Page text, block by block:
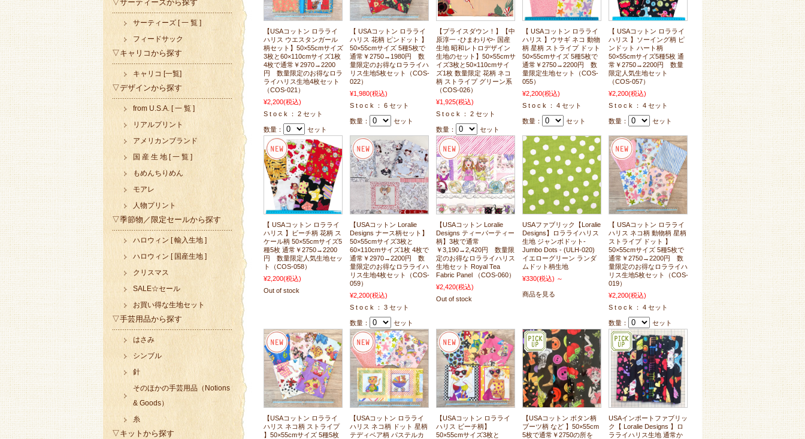
【USAコットン ロラライ
ハリス ウエスタンガール
柄セット】50×55cmサイズ
3枚と60×110cmサイズ1枚
4枚で通常￥2970→2200
円 数量限定のお得なロラ
ライハリス生地4枚セット
（COS-021）
¥2,200(税込)
S t o c k ： 2 セット
数量： セット
【 USAコットン ロラライ
ハリス 花柄 ピンドット 】
50×55cmサイズ 5種5枚で
通常￥2750→1980円 数
量限定のお得なロラライハ
リス生地5枚セット（COS-
022）
¥1,980(税込)
S t o c k ： 6 セット
数量： セット
【プライスダウン！】【中
原淳一 -ひまわりや- 国産
生地 昭和レトロデザイン
生地のセット】50×55cmサ
イズ3枚と50×110cmサイ
ズ1枚 数量限定 花柄 ネコ
柄 ストライプ グリーン系
（COS-026）
¥1,925(税込)
S t o c k ： 2 セット
数量： セット
【 USAコットン ロラライ
ハリス 】ウサギ ネコ 動物
柄 星柄 ストライプ ドット
50×55cmサイズ 5種5枚で
通常￥2750→2200円 数
量限定生地セット（COS-
055）
¥2,200(税込)
S t o c k ： 4 セット
数量： セット
【 USAコットン ロラライ
ハリス 】ソーイング柄 ピ
ンドット ハート柄
50×55cmサイズ5種5枚 通
常￥2750→2200円 数量
限定人気生地セット
（COS-057）
¥2,200(税込)
S t o c k ： 4 セット
数量： セット
【 USAコットン ロラライ
ハリス 】ビーチ柄 花柄 ス
ケール柄 50×55cmサイズ5
種5枚 通常￥2750→2200
円 数量限定人気生地セッ
ト（COS-058）
¥2,200(税込)
Out of stock
【USAコットン Loralie
Designs ナース柄セット】
50×55cmサイズ3枚と
60×110cmサイズ1枚 4枚で
通常￥2970→2200円 数
量限定のお得なロラライハ
リス生地4枚セット（COS-
059）
¥2,200(税込)
S t o c k ： 3 セット
数量： セット
【USAコットン Loralie
Designs ティーパーティー
柄】3枚で通常
￥3,190→2,420円 数量限
定のお得なロラライハリス
生地セット Royal Tea
Fabric Panel （COS-060）
¥2,420(税込)
Out of stock
USAファブリック【Loralie
Designs】ロラライハリス
生地 ジャンボドット-
Jumbo Dots - (ULH-020)
イエローグリーン ランダ
ムドット柄生地
¥330(税込) ～
商品を見る
【 USAコットン ロラライ
ハリス ネコ柄 動物柄 星柄
ストライプ ドット 】
50×55cmサイズ 5種5枚で
通常￥2750→2200円 数
量限定のお得なロラライハ
リス生地5枚セット（COS-
019）
¥2,200(税込)
S t o c k ： 4 セット
数量： セット
【USAコットン ロラライ
ハリス ネコ柄 ストライプ
】50×55cmサイズ 5種5枚
【USAコットン ロラライ
ハリス ネコ柄 ドット 星柄
テディベア柄 パステルカ
【USAコットン ロラライ
ハリス ビーチ柄】
50×55cmサイズ3枚と
【USAコットン ボタン柄
ブーツ柄 など 】50×55cm
5枚で通常￥2750の所を
USAインポートファブリッ
ク【 Loralie Designs 】ロ
ラライハリス生地 通常か
▽サーティーズから探す
サーティーズ [ 一 覧 ]
フィードサック
▽キャリコから探す
キャリコ [一覧]
▽デザインから探す
from U.S.A. [ 一 覧 ]
リアルプリント
アメリカンブランド
国 産 生 地 [ 一 覧 ]
もめんちりめん
モアレ
人物プリント
▽季節物／限定セールから探す
ハロウィン [ 輸入生地 ]
ハロウィン [ 国産生地 ]
クリスマス
SALE☆セール
お買い得な生地セット
▽手芸用品から探す
はさみ
シンブル
針
そのほかの手芸用品（Notions
& Goods）
糸
▽キットから探す